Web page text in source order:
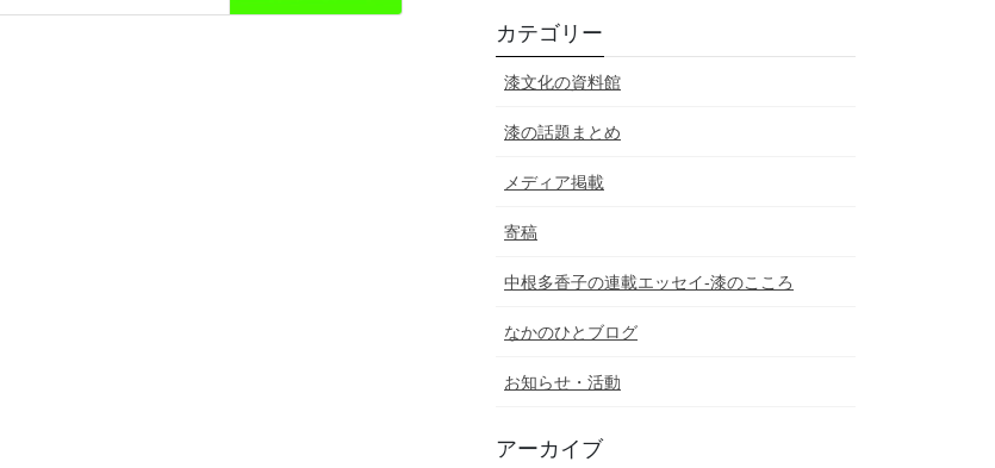
カテゴリー
漆文化の資料館
漆の話題まとめ
メディア掲載
寄稿
中根多香子の連載エッセイ-漆のこころ
なかのひとブログ
お知らせ・活動
アーカイブ